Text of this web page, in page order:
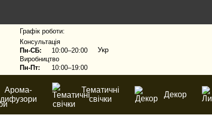
Графік роботи:
Консультація
Пн-СБ:
10:00–20:00
Виробництво
Пн-Пт:
10:00–19:00
Укр
Арома-
дифузори
Тематичні
свічки
Декор